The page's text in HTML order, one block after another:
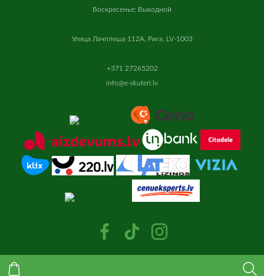
Воскресенье: Выходной
Улица Лачплеша 112A, Рига, LV-1003
+371 27265202
info@e-skuteri.lv